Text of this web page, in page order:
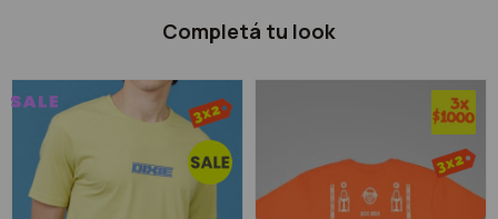
Completá tu look